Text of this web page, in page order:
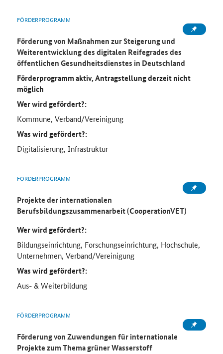
FÖRDERPROGRAMM
Förderung von Maßnahmen zur Steigerung und
Weiterentwicklung des digitalen Reifegrades des
öffentlichen Gesundheitsdienstes in Deutschland
Förderprogramm aktiv, Antragstellung derzeit nicht
möglich
Wer wird gefördert?:
Kommune, Verband/Vereinigung
Was wird gefördert?:
Digitalisierung, Infrastruktur
FÖRDERPROGRAMM
Projekte der internationalen
Berufsbildungszusammenarbeit (CooperationVET)
Wer wird gefördert?:
Bildungseinrichtung, Forschungseinrichtung, Hochschule,
Unternehmen, Verband/Vereinigung
Was wird gefördert?:
Aus- & Weiterbildung
FÖRDERPROGRAMM
Förderung von Zuwendungen für internationale
Projekte zum Thema grüner Wasserstoff